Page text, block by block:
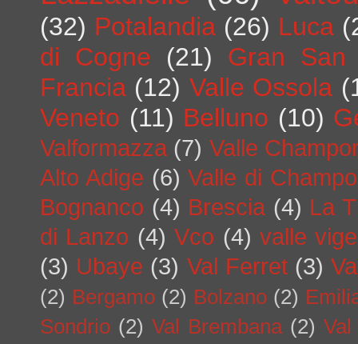
(32) Potalandia (26) Luca
di Cogne
(21)
Gran San
Francia (12) Valle Ossola
Veneto (11) Belluno (10)
Valformazza (7) Valle
Alto Adige (6) Valle di
Bognanco (4) Brescia (4) La
di Lanzo (4) Vco (4) valle
(3) Ubaye (3) Val Ferret (3)
(2) Bergamo (2) Bolzano (2)
Sondrio (2) Val Brembana (2)